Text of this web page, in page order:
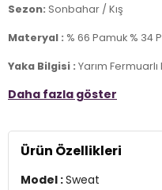
Sezon: Sonbahar / Kış
Materyal : % 66 Pamuk % 34
Yaka Bilgisi : Yarım Fermuarlı
Kol Bilgisi :Uzun Kol
Detay :-Elastik etek ucu ve
Manken Ölçüsü :
Daha fazla göster
Ürün Özellikleri
Model :Sweat